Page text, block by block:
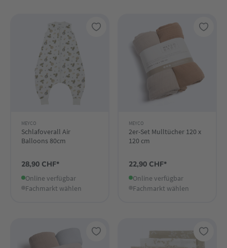
MEYCO
Schlafoverall Air
Balloons 80cm
28,90 CHF*
Online verfügbar
Fachmarkt wählen
MEYCO
2er-Set Mulltücher 120 x
120 cm
22,90 CHF*
Online verfügbar
Fachmarkt wählen